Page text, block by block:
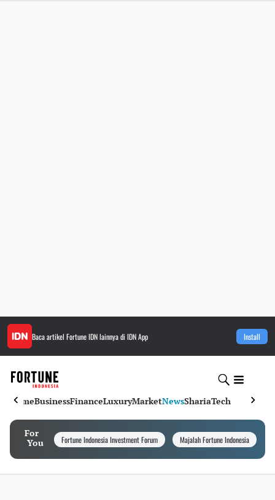
Baca artikel Fortune IDNlainnya di IDN App Install
HomeBusinessFinanceLuxuryMarketNewsShariaTech
For
You
Fortune Indonesia Investment Forum Majalah Fortune Indonesia